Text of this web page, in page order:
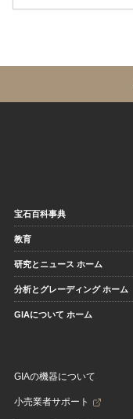
宝石百科事典
教育
研究とニュース ホーム
分析とグレーディング ホーム
GIAについて ホーム
GIAの機器について
小売業者サポート